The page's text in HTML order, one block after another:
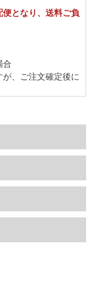
となり、送料ご負
合
が、ご注文確定後に